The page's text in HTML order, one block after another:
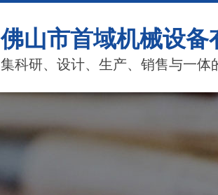
佛山市首域机械设备
集科研、设计、生产、销售与一体